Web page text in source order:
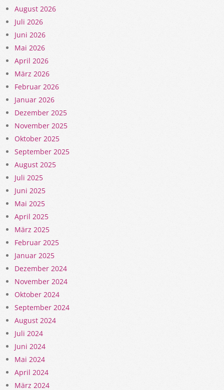
August 2026
Juli 2026
Juni 2026
Mai 2026
April 2026
März 2026
Februar 2026
Januar 2026
Dezember 2025
November 2025
Oktober 2025
September 2025
August 2025
Juli 2025
Juni 2025
Mai 2025
April 2025
März 2025
Februar 2025
Januar 2025
Dezember 2024
November 2024
Oktober 2024
September 2024
August 2024
Juli 2024
Juni 2024
Mai 2024
April 2024
März 2024